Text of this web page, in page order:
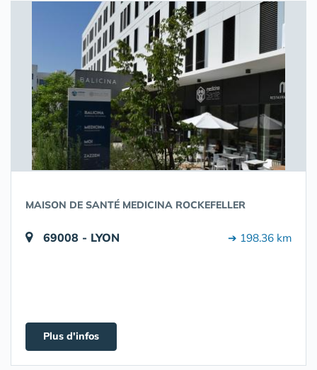
MAISON DE SANTÉ MEDICINA ROCKEFELLER
69008 - LYON ➔ 198.36 km
Plus d'infos